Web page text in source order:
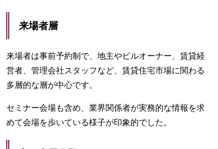
来場者層
来場者は事前予約制で、地主やビルオーナー、賃貸経
営者、管理会社スタッフなど、賃貸住宅市場に関わる
多層的な層が中心です。
セミナー会場も含め、業界関係者が実務的な情報を求
めて会場を歩いている様子が印象的でした。